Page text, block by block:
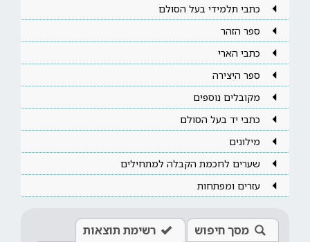
כתבי תלמידי בעל הסולם
ספר הזהר
כתבי הארי
ספר היצירה
מקובלים נוספים
כתבי יד בעל הסולם
מילונים
שערים לחכמת הקבלה למתחילים
עזרים ומפתחות
מסך חיפוש רשימת תוצאות